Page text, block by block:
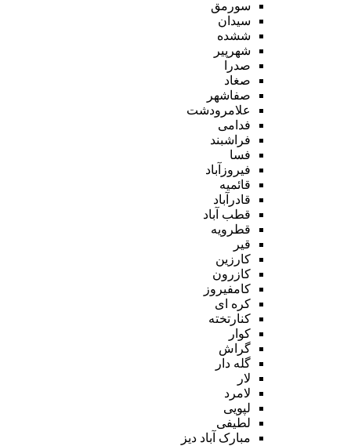
سورمق
سیدان
ششده
شهرپیر
صدرا
صغاد
صفاشهر
علامرودشت
فدامی
فراشبند
فسا
فیروزآباد
قائمیه
قادرآباد
قطب آباد
قطرویه
قیر
کارزین
کازرون
کامفیروز
کره ای
کنارتخته
کوار
گراش
گله دار
لار
لامرد
لپویی
لطیفی
مبارک آباد دیز